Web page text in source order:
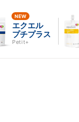
エクエル
プチプラス
Petit+